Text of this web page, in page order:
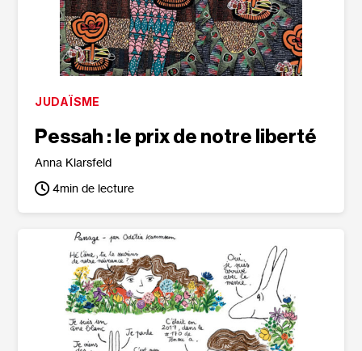
JUDAÏSME
Pessah : le prix de notre liberté
Anna Klarsfeld
4min de lecture